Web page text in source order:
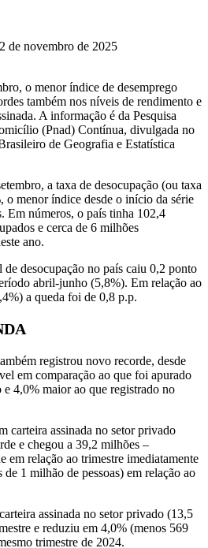
2 de novembro de 2025
o menor índice de desemprego
também nos níveis de rendimento e
A informação é da Pesquisa
(Pnad) Contínua, divulgada no
de Geografia e Estatística
a taxa de desocupação (ou taxa
o menor índice desde o início da série
Em números, o país tinha 102,4
e cerca de 6 milhões
ano.
desocupação no país caiu 0,2 ponto
abril-junho (5,8%). Em relação ao
a queda foi de 0,8 p.p.
registrou novo recorde, desde
em comparação ao que foi apurado
4,0% maior ao que registrado no
carteira assinada no setor privado
e chegou a 39,2 milhões –
em relação ao trimestre imediatamente
1 milhão de pessoas) em relação ao
assinada no setor privado (13,5
e reduziu em 4,0% (menos 569
trimestre de 2024.